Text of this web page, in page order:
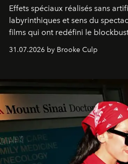
Effets spéciaux réalisés sans
labyrinthiques et sens du
films qui ont redéfini le
31.07.2026 by Brooke Culp